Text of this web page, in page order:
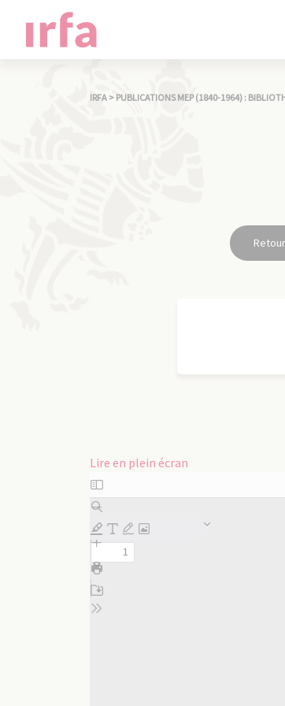
IRFA > PUBLICATIONS MEP (1840-1964) :
Lire en plein écran
Aller
au
contenu
PDF